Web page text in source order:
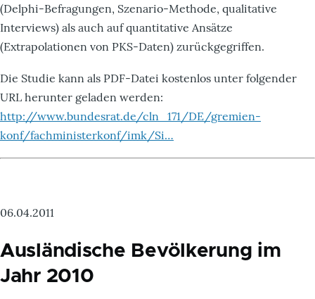
(Delphi-Befragungen, Szenario-Methode, qualitative
Interviews) als auch auf quantitative Ansätze
(Extrapolationen von PKS-Daten) zurückgegriffen.
Die Studie kann als PDF-Datei kostenlos unter folgender
URL herunter geladen werden:
http://www.bundesrat.de/cln_171/DE/gremien-
konf/fachministerkonf/imk/Si…
06.04.2011
Ausländische Bevölkerung im
Jahr 2010